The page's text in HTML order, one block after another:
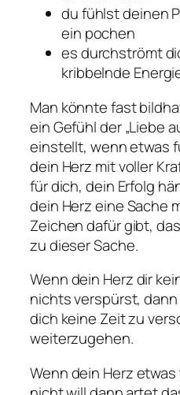
du fühlst deinen
ein pochen
es durchströmt
kribbelnde
Man könnte fast
ein Gefühl der „Liebe
einstellt, wenn etwas
dein Herz mit voller
für dich, dein Erfolg
dein Herz eine Sache
Zeichen dafür gibt,
zu dieser Sache.
Wenn dein Herz dir
nichts verspürst,
dich keine Zeit zu
weiterzugehen.
Wenn dein Herz